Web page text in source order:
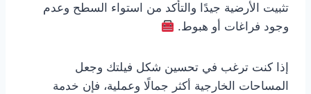
تثبيت الأرضية جيدًا والتأكد من استواء السطح وعدم
وجود فراغات أو هبوط.
إذا كنت ترغب في تحسين شكل فيلتك وجعل
المساحات الخارجية أكثر جمالًا وعملية، فإن خدمة